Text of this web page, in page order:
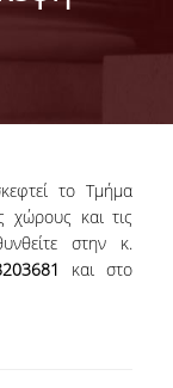
το Τμήμα
χώρους και τις
στην κ.
και στο